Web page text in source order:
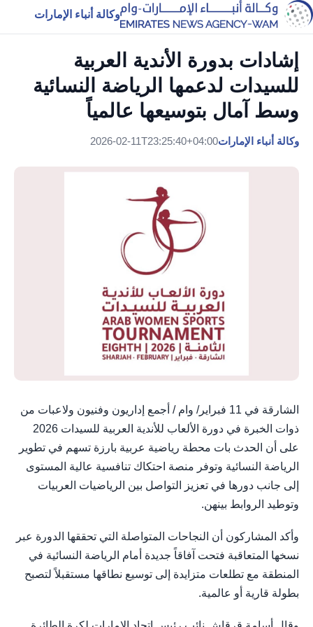
وكالة أنباء الإمارات
إشادات بدورة الأندية العربية
للسيدات لدعمها الرياضة النسائية
وسط آمال بتوسيعها عالمياً
وكالة أنباء الإمارات2026-02-11T23:25:40+04:00
الشارقة في 11 فبراير/ وام / أجمع إداريون وفنيون ولاعبات من
ذوات الخبرة في دورة الألعاب للأندية العربية للسيدات 2026
على أن الحدث بات محطة رياضية عربية بارزة تسهم في تطوير
الرياضة النسائية وتوفر منصة احتكاك تنافسية عالية المستوى
إلى جانب دورها في تعزيز التواصل بين الرياضيات العربيات
وتوطيد الروابط بينهن.
وأكد المشاركون أن النجاحات المتواصلة التي تحققها الدورة عبر
نسخها المتعاقبة فتحت آفاقاً جديدة أمام الرياضة النسائية في
المنطقة مع تطلعات متزايدة إلى توسيع نطاقها مستقبلاً لتصبح
بطولة قارية أو عالمية.